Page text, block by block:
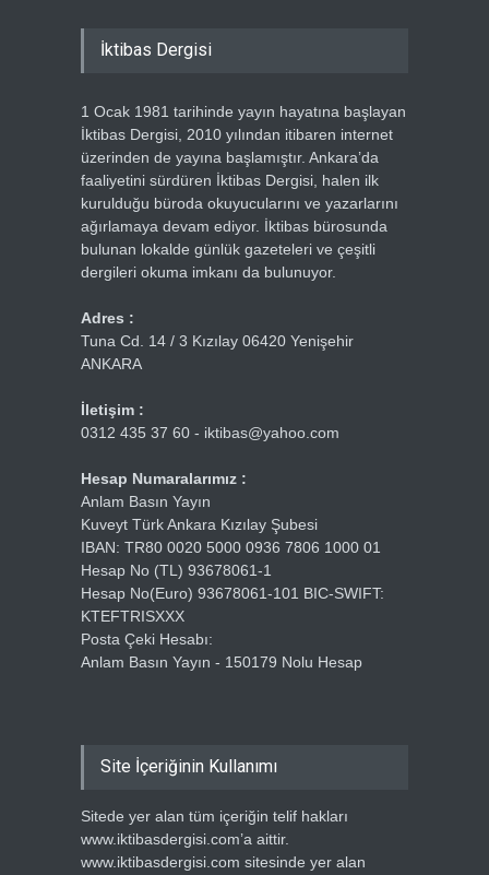
İktibas Dergisi
1 Ocak 1981 tarihinde yayın hayatına başlayan
İktibas Dergisi, 2010 yılından itibaren internet
üzerinden de yayına başlamıştır. Ankara’da
faaliyetini sürdüren İktibas Dergisi, halen ilk
kurulduğu büroda okuyucularını ve yazarlarını
ağırlamaya devam ediyor. İktibas bürosunda
bulunan lokalde günlük gazeteleri ve çeşitli
dergileri okuma imkanı da bulunuyor.
Adres :
Tuna Cd. 14 / 3 Kızılay 06420 Yenişehir
ANKARA
İletişim :
0312 435 37 60 - iktibas@yahoo.com
Hesap Numaralarımız :
Anlam Basın Yayın
Kuveyt Türk Ankara Kızılay Şubesi
IBAN: TR80 0020 5000 0936 7806 1000 01
Hesap No (TL) 93678061-1
Hesap No(Euro) 93678061-101 BIC-SWIFT:
KTEFTRISXXX
Posta Çeki Hesabı:
Anlam Basın Yayın - 150179 Nolu Hesap
Site İçeriğinin Kullanımı
Sitede yer alan tüm içeriğin telif hakları
www.iktibasdergisi.com’a aittir.
www.iktibasdergisi.com sitesinde yer alan